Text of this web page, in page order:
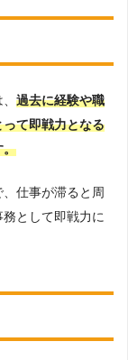
過去に経験や職
て即戦力となる
。
仕事が滞ると周
として即戦力に